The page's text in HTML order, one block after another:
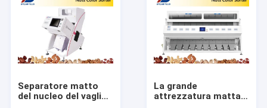
Circa noi
Giro della fabbrica
Separatore matto
del nucleo del vaglio
La grande
attrezzatura matta